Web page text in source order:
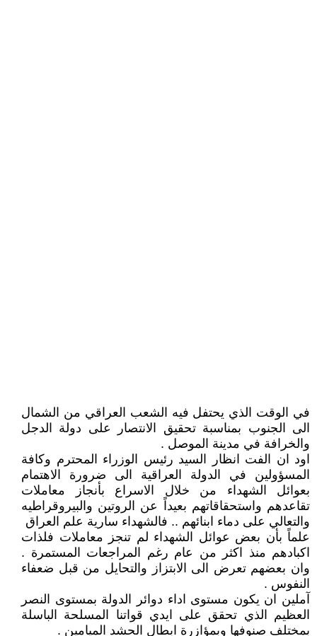
في الوقت الذي يحتفل فيه الشعب ‏العراقي من الشمال
الى الجنوب ‏بمناسبة تحقيق الانتصار على دولة ‏الدجل
والخرافة في مدينة الموصل .
اود ان الفت انظار السيد رئيس ‏الوزراء المحترم وكافة
المسؤولين ‏في الدولة العراقية الى ضرورة ‏الاهتمام
بعوائل الشهداء من خلال ‏الاسراع بأنجاز معاملات
تقاعدهم ‏واستحقاقاتهم بعيداً عن الروتين ‏والبيروقراطيه
والتعالي على دماء ‏ابنائهم .. فالشهداء سارية علم العراق
علماً بأن بعض عوائل الشهداء لم ‏تنجز معاملات فلذات
اكبادهم منذ ‏اكثر من عام رغم المراجعات ‏المستمرة .
وان بعضهم تعرض الى ‏الابتزاز والتحايل من قبل ضعفاء
‏النفوس .
آملين ان يكون مستوى اداء دوائر ‏الدولة بمستوى النصر
العظيم الذي ‏تحقق على ايدي قواتنا المسلحة ‏الباسلة
بمختلف صنوفها وبمؤازرة ‏ابطال الحشد الميامين .